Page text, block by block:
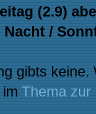
(2.9)
Nacht /
gibts
Thema zur